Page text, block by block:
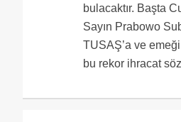
bulacaktır. Başta
Sayın Prabowo
TUSAŞ’a ve
bu rekor ihracat